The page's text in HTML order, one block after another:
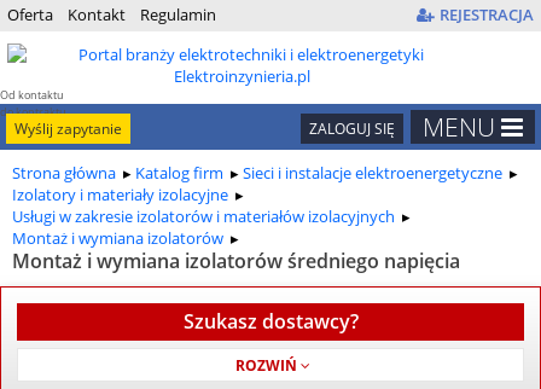
Oferta Kontakt Regulamin REJESTRACJA
Od kontaktu
do kontraktu
MENU
ZALOGUJ SIĘ
Wyślij zapytanie
Strona główna Katalog firm
Sieci i instalacje elektroenergetyczne
Izolatory i materiały izolacyjne
Usługi w zakresie izolatorów i materiałów izolacyjnych
Montaż i wymiana izolatorów
Montaż i wymiana izolatorów średniego napięcia
Szukasz dostawcy?
Usługa jest bezpłatna